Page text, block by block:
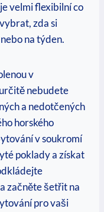
⁤velmi flexibilní co
zda ⁢si
na týden.
v
nebudete
a nedotčených
horského
v soukromí
poklady a získat
‍začněte šetřit na
pro vaši‌